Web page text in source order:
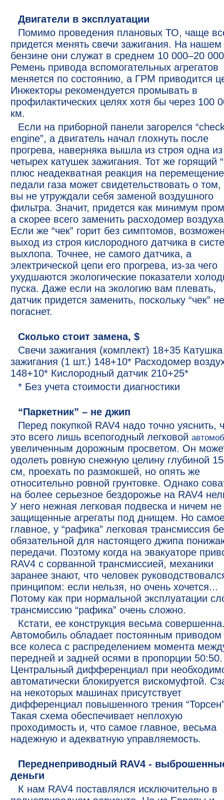
Двигатели в эксплуатации
Помимо проведения плановых ТО, чаще
придется менять свечи зажигания. На нашем
бензине они служат в среднем 10 000–20
Ремень привода вспомогательных агрегатов
меняется по состоянию, а ГРМ приводится
Инжекторы рекомендуется промывать в
профилактических целях хотя бы через 100
км.
Если на приборной панели загорелся
engine”, а двигатель начал глохнуть после
прогрева, наверняка вышла из строя одна из
четырех катушек зажигания. Тот же горящий
плюс неадекватная реакция на перемещение
педали газа может свидетельствовать о том,
вы не утруждали себя заменой воздушного
фильтра. Значит, придется как минимум
а скорее всего заменить расходомер
Если же “чек” горит без симптомов,
выход из строя кислородного датчика в
выхлопа. Точнее, не самого датчика, а
электрической цепи его прогрева, из-за чего
ухудшаются экологические показатели
пуска. Даже если на экологию вам плевать,
датчик придется заменить, поскольку “чек” не
погаснет.
Сколько стоит замена, $
Свечи зажигания (комплект) 18+35 Катушка
зажигания (1 шт.) 148+10* Расходомер
148+10* Кислородный датчик 210+25*
* Без учета стоимости диагностики
“Паркетник” – не джип
Перед покупкой RAV4 надо точно уяснить,
это всего лишь всепогодный легковой
увеличенным дорожным просветом. Он
одолеть ровную снежную целину глубиной
см, проехать по размокшей, но опять же
относительно ровной грунтовке. Однако
на более серьезное бездорожье на RAV4
У него нежная легковая подвеска и ничем не
защищенные агрегаты под днищем. Но
главное, у “рафика” легковая трансмиссия
обязательной для настоящего джипа
передачи. Поэтому когда на эвакуаторе
RAV4 с сорванной трансмиссией, механики
заранее знают, что человек
принципом: если нельзя, но очень хочется...
Потому как при нормальной эксплуатации
трансмиссию “рафика” очень сложно.
Кстати, ее конструкция весьма
Автомобиль обладает постоянным приводом
все колеса с распределением момента
передней и задней осями в пропорции 50:50.
Центральный дифференциал при
автоматически блокируется вискомуфтой.
на некоторых машинах присутствует
дифференциал повышенного трения
Такая схема обеспечивает неплохую
проходимость и, что самое главное, весьма
надежную и адекватную управляемость.
Переднеприводный RAV4 -
деньги
К нам RAV4 поставлялся исключительно в